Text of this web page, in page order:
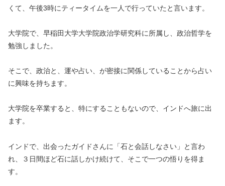
くて、午後3時にティータイムを一人で行っていたと言います。
大学院で、 早稲田大学大学院政治学研究科に所属し、政治哲学を
勉強しました。
そこで、政治と、運や占い、が密接に関係していることから占い
に興味を持ちます。
大学院を卒業すると、特にすることもないので、インドへ旅に出
ます。
インドで、出会ったガイドさんに「石と会話しなさい」と言わ
れ、３日間ほど石に話しかけ続けて、そこで一つの悟りを得ま
す。